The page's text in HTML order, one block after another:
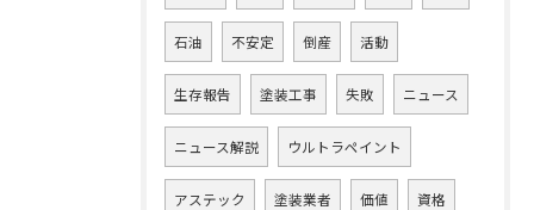
石油 不安定 倒産 活動
生存報告 塗装工事 失敗 ニュース
ニュース解説 ウルトラペイント
アステック 塗装業者 価値 資格